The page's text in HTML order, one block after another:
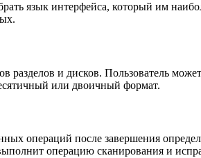
язык интерфейса, который им
и дисков. Пользователь
или двоичный формат.
операций после завершения
операцию сканирования и